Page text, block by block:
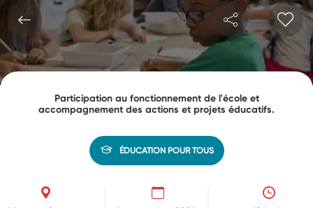
Participation au fonctionnement de l'école et
accompagnement des actions et projets éducatifs.
ÉDUCATION POUR TOUS